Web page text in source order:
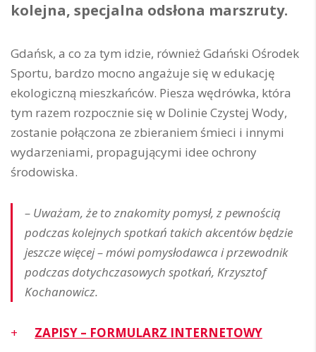
kolejna, specjalna odsłona marszruty.
Gdańsk, a co za tym idzie, również Gdański Ośrodek
Sportu, bardzo mocno angażuje się w edukację
ekologiczną mieszkańców. Piesza wędrówka, która
tym razem rozpocznie się w Dolinie Czystej Wody,
zostanie połączona ze zbieraniem śmieci i innymi
wydarzeniami, propagującymi idee ochrony
środowiska.
– Uważam, że to znakomity pomysł, z pewnością
podczas kolejnych spotkań takich akcentów będzie
jeszcze więcej – mówi pomysłodawca i przewodnik
podczas dotychczasowych spotkań, Krzysztof
Kochanowicz.
ZAPISY – FORMULARZ INTERNETOWY